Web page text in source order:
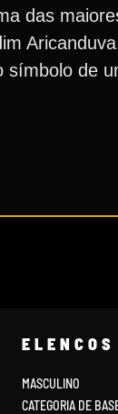
das
de
ELENCOS
MASCULINO
CATEGORIA DE